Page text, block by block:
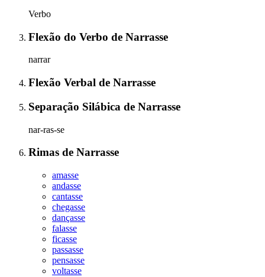
Verbo
Flexão do Verbo de Narrasse
narrar
Flexão Verbal de Narrasse
Separação Silábica de Narrasse
nar-ras-se
Rimas de Narrasse
amasse
andasse
cantasse
chegasse
dançasse
falasse
ficasse
passasse
pensasse
voltasse